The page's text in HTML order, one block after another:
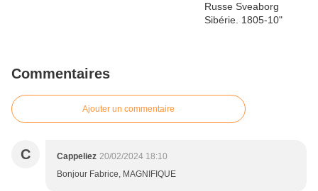
Commentaires
Ajouter un commentaire
C Cappeliez 20/02/2024 18:10
Bonjour Fabrice, MAGNIFIQUE